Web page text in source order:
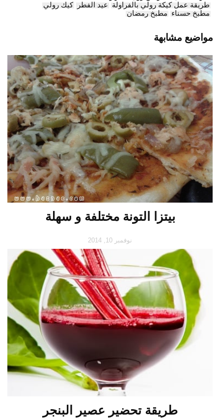
طريقة عمل كيكة رولي بالفراولة عيد الفطر
كيك رولي
مطبخ حسناء مطبخ رمضان
مواضيع مشابهة
بيتزا التونة مختلفة و سهلة
نوفمبر 10, 2014
طريقة تحضير عصير البنجر